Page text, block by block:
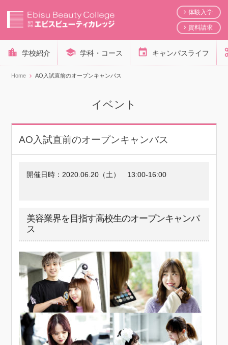
体験入学
資料請求
学校紹介 学科・コース キャンパスライフ
Home AO入試直前のオープンキャンパス
イベント
AO入試直前のオープンキャンパス
開催日時： 2020.06.20（土） 13:00-16:00
美容業界を目指す高校生のオープンキャンパ
ス